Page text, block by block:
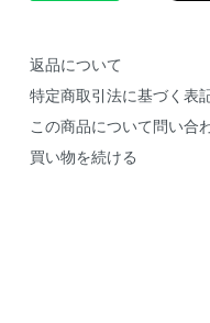
返品について
特定商取引法に基づく表
この商品について問い合
買い物を続ける